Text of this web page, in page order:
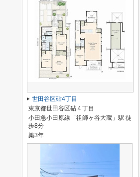
世田谷区砧4丁目
東京都世田谷区砧４丁目
小田急小田原線「祖師ヶ谷大蔵」駅 徒
歩8分
築3年